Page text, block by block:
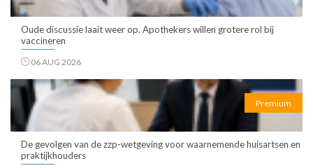
Oude discussie laait weer op. Apothekers willen grotere rol bij
vaccineren
06 AUG 2026
Premium
De gevolgen van de zzp-wetgeving voor waarnemende huisartsen en
praktijkhouders